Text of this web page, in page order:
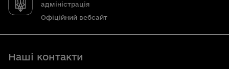
адміністрація
Офіційний вебсайт
Наші контакти